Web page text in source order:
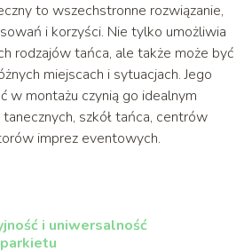
to wszechstronne rozwiązanie,
i korzyści. Nie tylko umożliwia
rodzajów tańca, ale także może być
miejscach i sytuacjach. Jego
w montażu czynią go idealnym
szkół tańca, centrów
imprez eventowych.
i uniwersalność